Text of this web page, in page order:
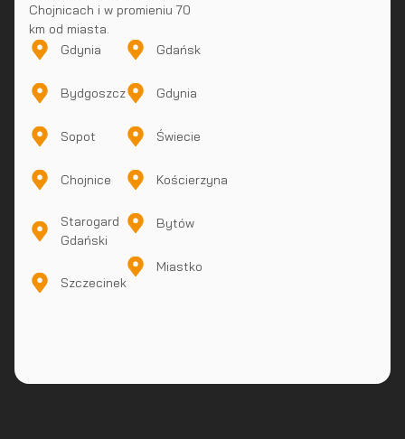
Chojnicach i w promieniu 70
km od miasta.
Gdynia
Bydgoszcz
Sopot
Chojnice
Starogard
Gdański
Szczecinek
Gdańsk
Gdynia
Świecie
Kościerzyna
Bytów
Miastko